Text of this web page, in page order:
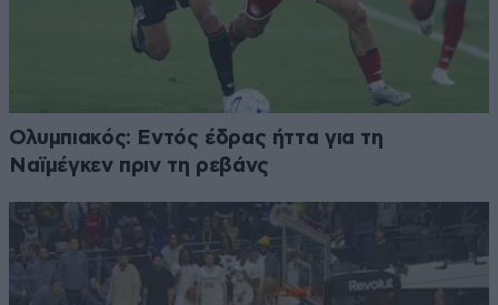
Ολυμπιακός: Εντός έδρας ήττα για τη
Ναϊμέγκεν πριν τη ρεβάνς